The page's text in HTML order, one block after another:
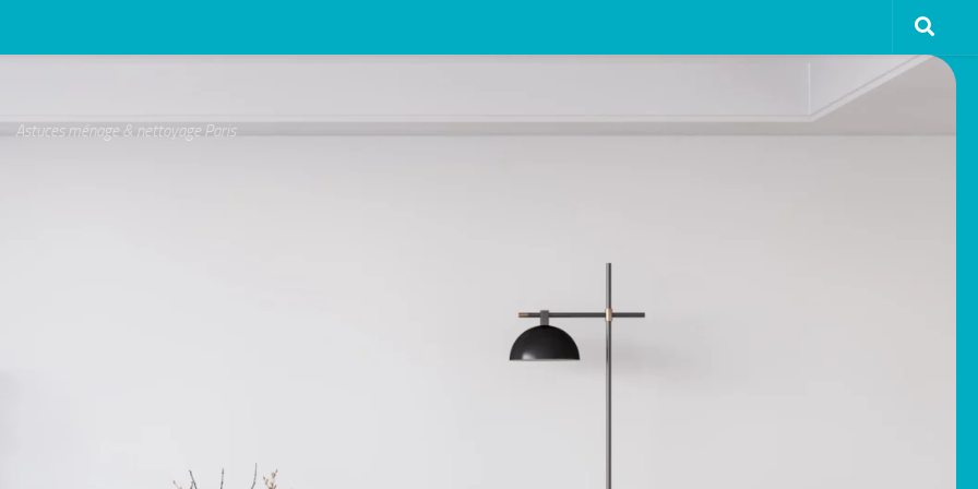
Astuces ménage & nettoyage Paris